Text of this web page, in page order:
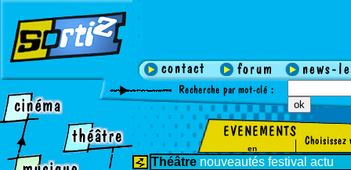
en
Théâtre nouveautés festival actu